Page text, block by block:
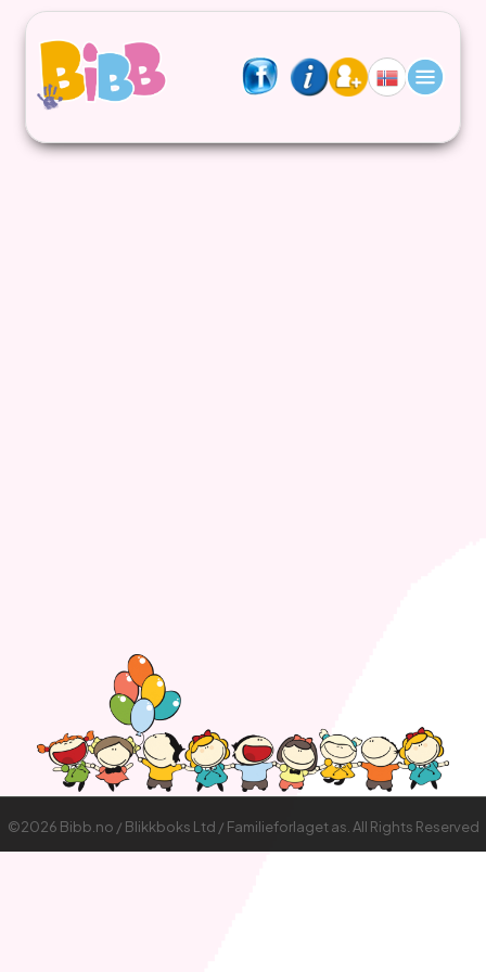
©2026 Bibb.no / Blikkboks Ltd / Familieforlaget as. All Rights Reserved